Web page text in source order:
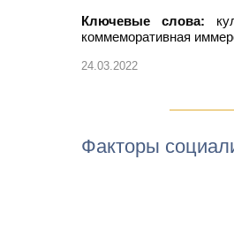
Ключевые слова:
коммеморативная
24.03.2022
Факторы